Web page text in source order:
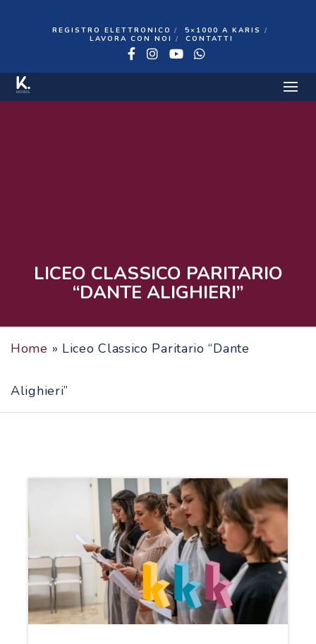
REGISTRO ELETTRONICO
5×1000 A KARIS
LAVORA CON NOI
CONTATTI
Facebook
Instagram
YouTube
WhatsApp
LICEO CLASSICO PARITARIO
“DANTE ALIGHIERI”
Home » Liceo Classico Paritario “Dante
Alighieri”